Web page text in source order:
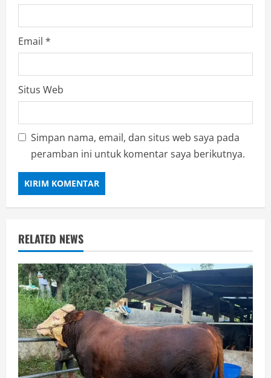
Email *
Situs Web
Simpan nama, email, dan situs web saya pada
peramban ini untuk komentar saya berikutnya.
RELATED NEWS